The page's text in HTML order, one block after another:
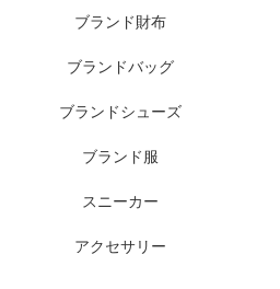
ブランド財布
ブランドバッグ
ブランドシューズ
ブランド服
スニーカー
アクセサリー